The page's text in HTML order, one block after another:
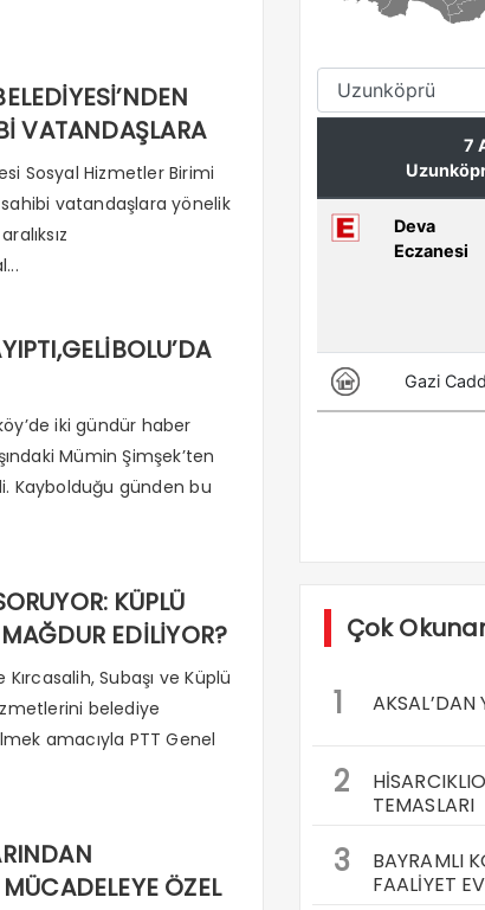
VATANDAŞLARA
Sosyal Hizmetler Birimi
vatandaşlara yönelik
iki gündür haber
Mümin Şimşek’ten
Kaybolduğu günden bu
KÜPLÜ
EDİLİYOR?
Kırcasalih, Subaşı ve Küplü
belediye
amacıyla PTT Genel
ÖZEL
Çok
1
2
TEMASLARI
3
BAYRAMLI
FAALİYET